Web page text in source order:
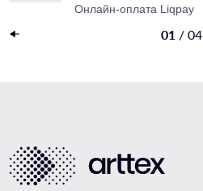
Онлайн-оплата Liqpay
01 / 04